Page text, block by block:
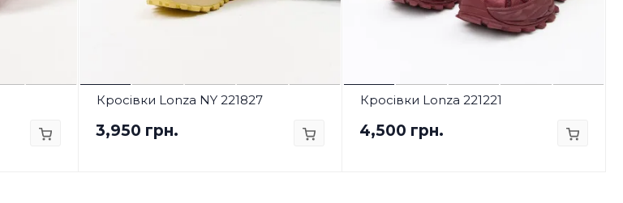
Кросівки Lonza NY 221827
3,950 грн.
Кросівки Lonza 221221
4,500 грн.